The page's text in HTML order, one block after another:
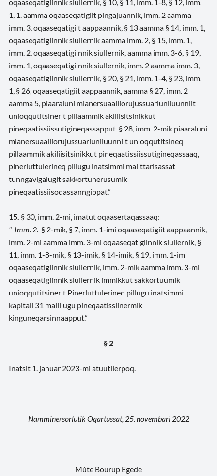
oqaaseqatigiinnik siullernik, § 10, § 11, imm. 1-8, § 12, imm.
1, 1. aamma oqaaseqatigiit pingajuannik, imm. 2 aamma
imm. 3, oqaaseqatigiit aappaannik, § 13 aamma § 14, imm. 1,
oqaaseqatigiinnik siullernik aamma imm. 2, § 15, imm. 1,
imm. 2, oqaaseqatigiinnik siullernik, aamma imm. 3-6, § 19,
imm. 1, oqaaseqatigiinnik siullernik, imm. 2 aamma imm. 3,
oqaaseqatigiinnik siullernik, § 20, § 21, imm. 1-4, § 23, imm.
1, § 26, oqaaseqatigiit aappaannik, aamma § 27, imm. 2
aamma 5, piaaraluni mianersuaalliorujussuarluniluunniit
unioqqutitsinerit pillaammik akiliisitsinikkut
pineqaatissiissutigineqassapput. § 28, imm. 2-mik piaaraluni
mianersuaalliorujussuarluniluunniit unioqqutitsineq
pillaammik akiliisitsinikkut pineqaatissiissutigineqassaaq,
pinerluttulerineq pillugu inatsimmi malittarisassat
tunngavigalugit sakkortunerusumik
pineqaatissiisoqassanngippat.”
15. § 30, imm. 2-mi, imatut oqaasertaqassaaq:
" Imm. 2. § 2-mik, § 7, imm. 1-imi oqaaseqatigiit aappaannik,
imm. 2-mi aamma imm. 3-mi oqaaseqatigiinnik siullernik, §
11, imm. 1-8-mik, § 13-imik, § 14-imik, § 19, imm. 1-imi
oqaaseqatigiinnik siullernik, imm. 2-mik aamma imm. 3-mi
oqaaseqatigiinnik siullernik immikkut sakkortuumik
unioqqutitsinerit Pinerluttulerineq pillugu inatsimmi
kapitali 31 malillugu pineqaatissiinermik
kinguneqarsinnaapput.”
§ 2
Inatsit 1. januar 2023-mi atuutilerpoq.
Namminersorlutik Oqartussat, 25. novembari 2022
Múte Bourup Egede